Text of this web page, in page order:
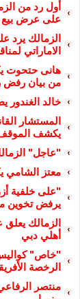
أول رد من
على عرض بيع
الزمالك يرد
الاماراتي
هانى حتحوت
من بيان رفض
خالد الغندور
المستشار
يكشف الموقف
"عاجل"
معتز الشامي
"على خلفية
يرفض تخوين
الزمالك
أهلي دبي
"خاص"
الرخصة
منتصر